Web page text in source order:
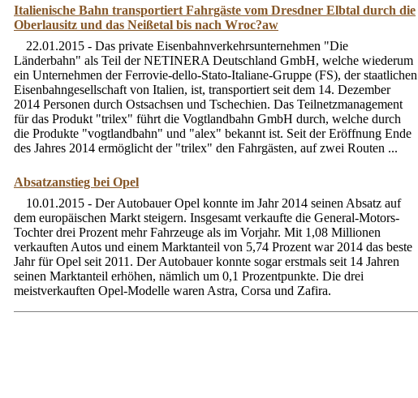
Italienische Bahn transportiert Fahrgäste vom Dresdner Elbtal durch die
Oberlausitz und das Neißetal bis nach Wroc?aw
22.01.2015 - Das private Eisenbahnverkehrsunternehmen "Die
Länderbahn" als Teil der NETINERA Deutschland GmbH, welche wiederum
ein Unternehmen der Ferrovie-dello-Stato-Italiane-Gruppe (FS), der staatlichen
Eisenbahngesellschaft von Italien, ist, transportiert seit dem 14. Dezember
2014 Personen durch Ostsachsen und Tschechien. Das Teilnetzmanagement
für das Produkt "trilex" führt die Vogtlandbahn GmbH durch, welche durch
die Produkte "vogtlandbahn" und "alex" bekannt ist. Seit der Eröffnung Ende
des Jahres 2014 ermöglicht der "trilex" den Fahrgästen, auf zwei Routen ...
Absatzanstieg bei Opel
10.01.2015 - Der Autobauer Opel konnte im Jahr 2014 seinen Absatz auf
dem europäischen Markt steigern. Insgesamt verkaufte die General-Motors-
Tochter drei Prozent mehr Fahrzeuge als im Vorjahr. Mit 1,08 Millionen
verkauften Autos und einem Marktanteil von 5,74 Prozent war 2014 das beste
Jahr für Opel seit 2011. Der Autobauer konnte sogar erstmals seit 14 Jahren
seinen Marktanteil erhöhen, nämlich um 0,1 Prozentpunkte. Die drei
meistverkauften Opel-Modelle waren Astra, Corsa und Zafira.